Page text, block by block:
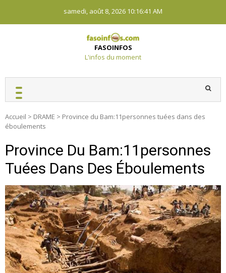
content
samedi, août 8, 2026 10:16:41 AM
FASOINFOS
L'infos du moment
Accueil > DRAME > Province du Bam:11personnes tuées dans des
éboulements
Province Du Bam:11personnes
Tuées Dans Des Éboulements